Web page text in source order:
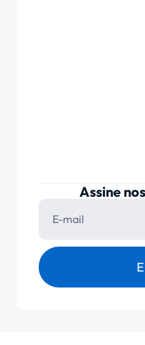
Assine